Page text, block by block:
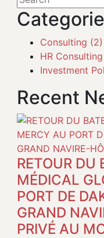
Consulting (2)
HR Consulting
Investment
Recent
RETOUR DU
MÉDICAL
PORT DE
GRAND
PRIVÉ AU